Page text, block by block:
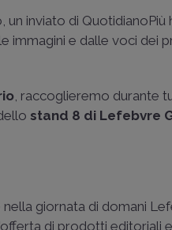
inviato di QuotidianoPiù
immagini e dalle voci dei
, raccoglieremo durante
stand 8 di Lefebvre
giornata di domani
di prodotti editoriali